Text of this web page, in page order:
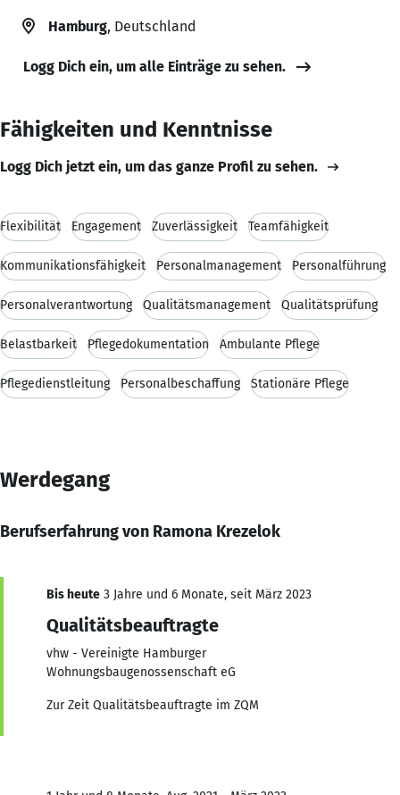
Hamburg, Deutschland
Logg Dich ein, um alle Einträge zu sehen.
Fähigkeiten und Kenntnisse
Logg Dich jetzt ein, um das ganze Profil zu sehen.
Flexibilität Engagement Zuverlässigkeit Teamfähigkeit
Kommunikationsfähigkeit Personalmanagement Personalführung
Personalverantwortung Qualitätsmanagement Qualitätsprüfung
Belastbarkeit Pflegedokumentation Ambulante Pflege
Pflegedienstleitung Personalbeschaffung Stationäre Pflege
Werdegang
Berufserfahrung von Ramona Krezelok
Bis heute 3 Jahre und 6 Monate, seit März 2023
Qualitätsbeauftragte
vhw - Vereinigte Hamburger
Wohnungsbaugenossenschaft eG
Zur Zeit Qualitätsbeauftragte im ZQM